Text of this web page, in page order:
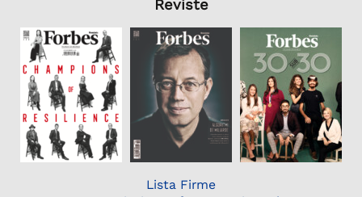
Reviste
Lista Firme